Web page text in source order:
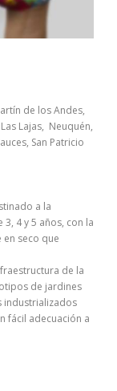
de los Andes,
Lajas, Neuquén,
San Patricio
a la
4 y 5 años, con la
seco que
de la
de jardines
industrializados
fácil adecuación a